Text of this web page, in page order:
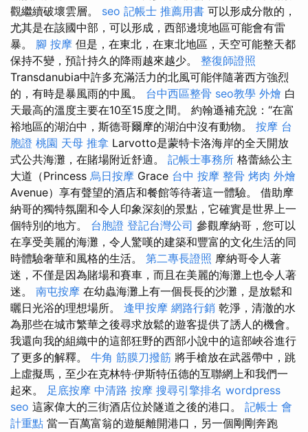
觀繼續破壞雲層。 seo 記帳士 推薦用書 可以形成分散的，
尤其是在該國中部，可以形成，西部邊境地區可能會有雷
暴。 腳 按摩 但是，在東北，在東北地區，天空可能整天都
保持不變，預計持久的降雨越來越少。 整復師證照
Transdanubia中許多充滿活力的北風可能伴隨著西方強烈
的，有時是暴風雨的中風。 台中西區整骨 seo教學 外燴 白
天最高的溫度主要在10至15度之間。 約翰遜補充說：“在富
裕地區的湖泊中，斯德哥爾摩的湖泊中沒有動物。 按摩 台
胞證 桃園 天母 推拿 Larvotto是蒙特卡洛海岸的全天開放
式公共海灘，在賭場附近舒適。 記帳士事務所 格蕾絲公主
大道（Princess 烏日按摩 Grace 台中 按摩 整骨 烤肉 外燴
Avenue）享有聲望的酒店和餐館等待著這一體驗。 借助摩
納哥的獨特氛圍和令人印象深刻的景點，它確實是世界上一
個特別的地方。 台胞證 登記台灣公司 參觀摩納哥，您可以
在享受美麗的海灘，令人驚嘆的建築和豐富的文化生活的同
時體驗奢華和風格的生活。 第二專長證照 摩納哥令人著
迷，不僅是因為賭場和賽車，而且在美麗的海灘上也令人著
迷。 南屯按摩 在幼蟲海灘上有一個長長的沙灘，是放鬆和
曬日光浴的理想場所。 逢甲按摩 網路行銷 乾淨，清澈的水
為那些在城市繁華之後尋求放鬆的遊客提供了誘人的機會。
我還向我的組織中的這部狂野的西部小說中的這部峽谷進行
了更多的解釋。 牛角 筋膜刀撥筋 將手槍放在武器帶中，跳
上虛擬馬，至少在克林特·伊斯特伍德的互聯網上和我們一
起來。 足底按摩 中清路 按摩 搜尋引擎排名 wordpress
seo 這家偉大的三街酒店位於隧道之後的港口。 記帳士 會
計重點 當一百萬富翁的遊艇離開港口，另一個剛剛奔跑